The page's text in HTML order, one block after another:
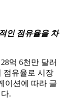
인 점유율을 차
억 6천만 달러
점유율로 시장
이션에 따라 글
.